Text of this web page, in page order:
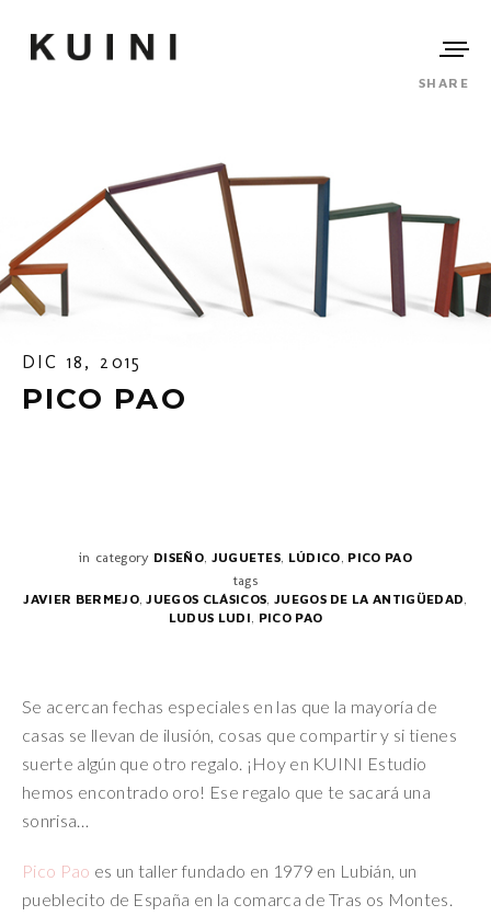
SHARE
DIC 18, 2015
PICO PAO
in category DISEÑO, JUGUETES LÚDICO PICO PAO
tags
JAVIER BERMEJO,JUEGOS CLÁSICOS JUEGOS DE LA ANTIGÜEDAD
LUDUS LUDI PICO PAO
Se acercan fechas especiales en las que la mayoría de
casas se llevan de ilusión, cosas que compartir y si tienes
suerte algún que otro regalo. ¡Hoy en KUINI Estudio
hemos encontrado oro! Ese regalo que te sacará una
sonrisa…
Pico Pao es un taller fundado en 1979 en Lubián, un
pueblecito de España en la comarca de Tras os Montes.